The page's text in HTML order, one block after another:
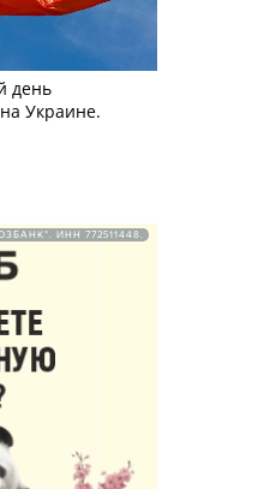
день
Украине.
ИНН 772511448.